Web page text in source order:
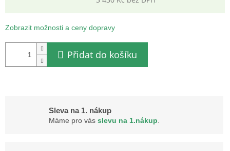
cena:
Zobrazit možnosti a ceny dopravy
Přidat do košíku
Sleva na 1. nákup
Máme pro vás slevu na 1.nákup